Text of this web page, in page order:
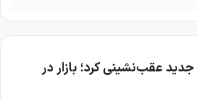
عقب‌نشینی کرد؛ بازار در